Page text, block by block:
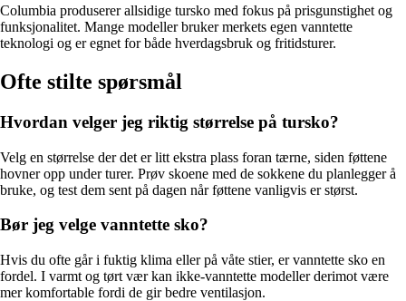
Columbia produserer allsidige tursko med fokus på prisgunstighet og
funksjonalitet. Mange modeller bruker merkets egen vanntette
teknologi og er egnet for både hverdagsbruk og fritidsturer.
Ofte stilte spørsmål
Hvordan velger jeg riktig størrelse på tursko?
Velg en størrelse der det er litt ekstra plass foran tærne, siden føttene
hovner opp under turer. Prøv skoene med de sokkene du planlegger å
bruke, og test dem sent på dagen når føttene vanligvis er størst.
Bør jeg velge vanntette sko?
Hvis du ofte går i fuktig klima eller på våte stier, er vanntette sko en
fordel. I varmt og tørt vær kan ikke-vanntette modeller derimot være
mer komfortable fordi de gir bedre ventilasjon.